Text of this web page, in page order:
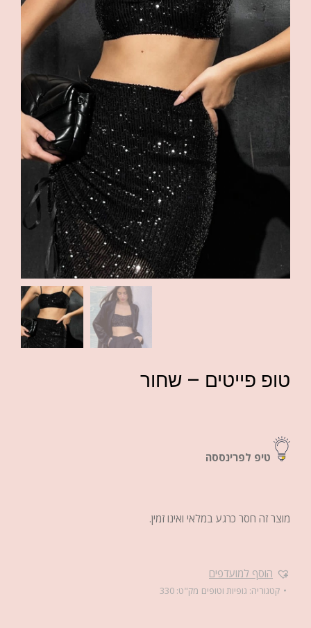
טופ פייטים – שחור
טיפ לפרינססה
מוצר זה חסר כרגע במלאי ואינו זמין.
הוסף למועדפים
קטגוריה: גופיות וטופים מק"ט: 330